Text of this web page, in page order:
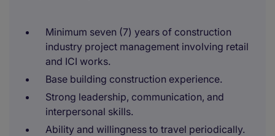
Minimum seven (7) years of construction
industry project management involving retail
and ICI works.
Base building construction experience.
Strong leadership, communication, and
interpersonal skills.
Ability and willingness to travel periodically.